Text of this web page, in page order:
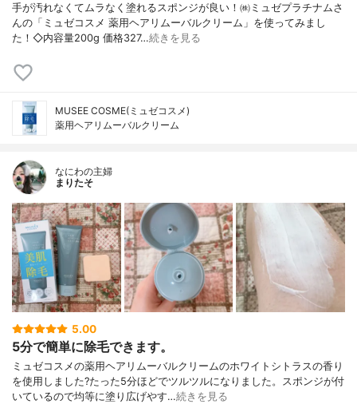
手が汚れなくてムラなく塗れるスポンジが良い！㈱ミュゼプラチナムさ
んの「ミュゼコスメ 薬用ヘアリムーバルクリーム」を使ってみまし
た！◇内容量200g 価格327…続きを見る
MUSEE COSME(ミュゼコスメ)
薬用ヘアリムーバルクリーム
なにわの主婦
まりたそ
5.00
5分で簡単に除毛できます。
ミュゼコスメの薬用ヘアリムーバルクリームのホワイトシトラスの香り
を使用しました?たった5分ほどでツルツルになりました。スポンジが付
いているので均等に塗り広げやす…続きを見る